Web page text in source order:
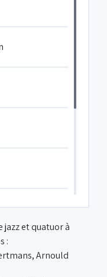
et quatuor à
:
Arnould